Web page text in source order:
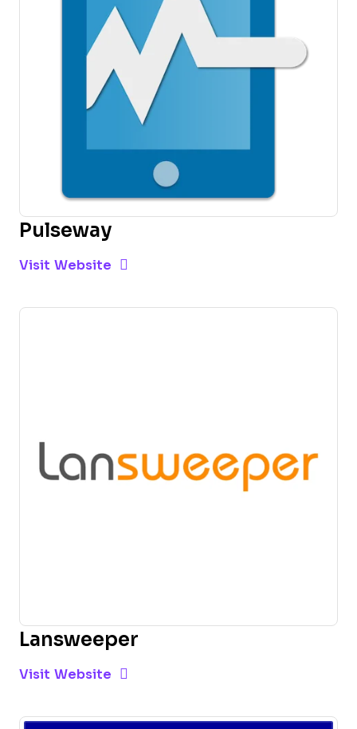
Pulseway
Visit Website Opens New Window
Lansweeper
Visit Website Opens New Window